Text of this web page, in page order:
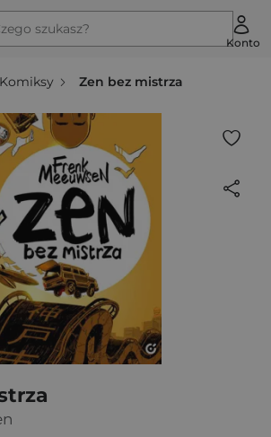
szukasz?
Konto
Komiksy Zen bez mistrza